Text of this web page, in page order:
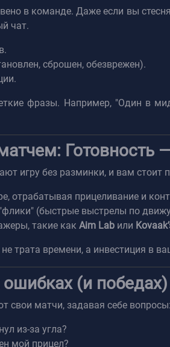
в команде. Даже если вы
чат.
сброшен, обезврежен).
фразы. Например, "Один в
Готовность
игру без разминки, и вам стоит
отрабатывая прицеливание и
(быстрые выстрелы по
такие какAim Lab или
трата времени, а инвестиция в
(и победах)
свои матчи, задавая себе вопросы:
из-за угла?
мой прицел?